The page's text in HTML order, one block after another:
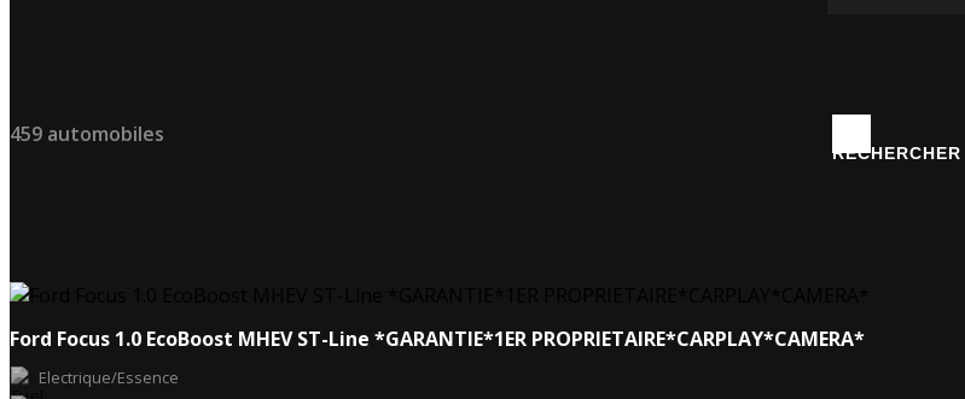
459 automobiles
Ford Focus 1.0 EcoBoost MHEV ST-Line *GARANTIE*1ER PROPRIETAIRE*CARPLAY*CAMERA*
Electrique/Essence